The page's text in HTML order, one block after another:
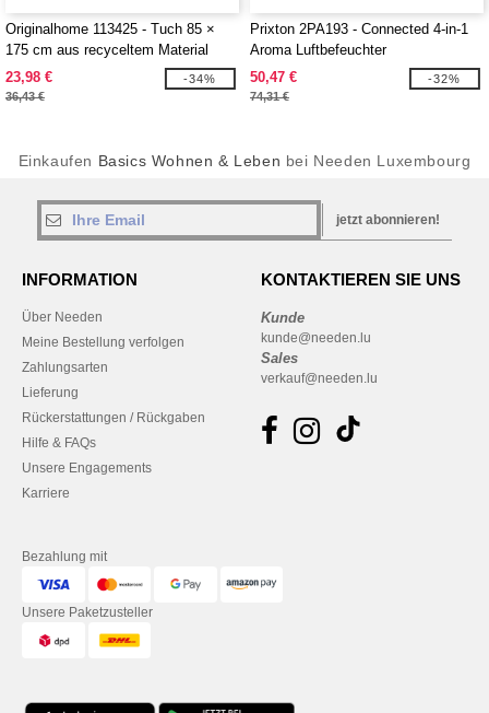
Originalhome 113425 - Tuch 85 ×
175 cm aus recyceltem Material
23,98 €
36,43 €
-34%
Prixton 2PA193 - Connected 4-in-1
Aroma Luftbefeuchter
50,47 €
74,31 €
-32%
Einkaufen Basics Wohnen & Leben bei Needen Luxembourg
jetzt abonnieren!
INFORMATION
Über Needen
Meine Bestellung verfolgen
Zahlungsarten
Lieferung
Rückerstattungen / Rückgaben
Hilfe & FAQs
Unsere Engagements
Karriere
KONTAKTIEREN SIE UNS
Kunde
kunde@needen.lu
Sales
verkauf@needen.lu
Bezahlung mit
Unsere Paketzusteller